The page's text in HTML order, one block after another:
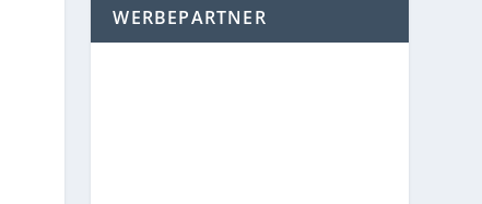
WERBEPARTNER